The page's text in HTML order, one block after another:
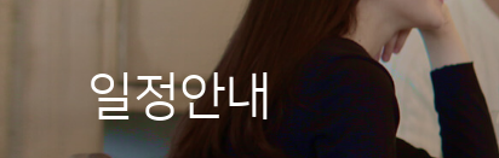
대학일자리개발원
일정안내